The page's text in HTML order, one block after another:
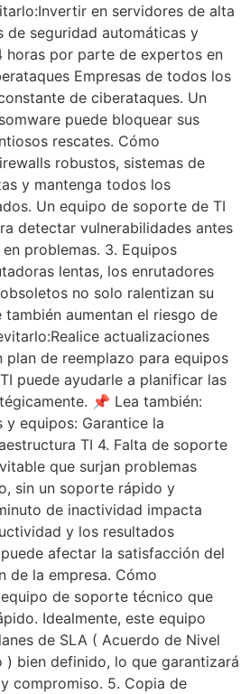
en servidores de alta
de seguridad automáticas y
horas por parte de expertos en
Empresas de todos los
de ciberataques. Un
puede bloquear sus
rescates. Cómo
robustos, sistemas de
y mantenga todos los
Un equipo de soporte de TI
detectar vulnerabilidades antes
problemas. 3. Equipos
lentas, los enrutadores
no solo ralentizan su
también aumentan el riesgo de
actualizaciones
plan de reemplazo para equipos
puede ayudarle a planificar las
📌 Lea también:
y equipos: Garantice la
TI 4. Falta de soporte
que surjan problemas
sin un soporte rápido y
de inactividad impacta
y los resultados
afectar la satisfacción del
de la empresa. Cómo
de soporte técnico que
Idealmente, este equipo
de SLA ( Acuerdo de Nivel
) bien definido, lo que garantizará
compromiso. 5. Copia de